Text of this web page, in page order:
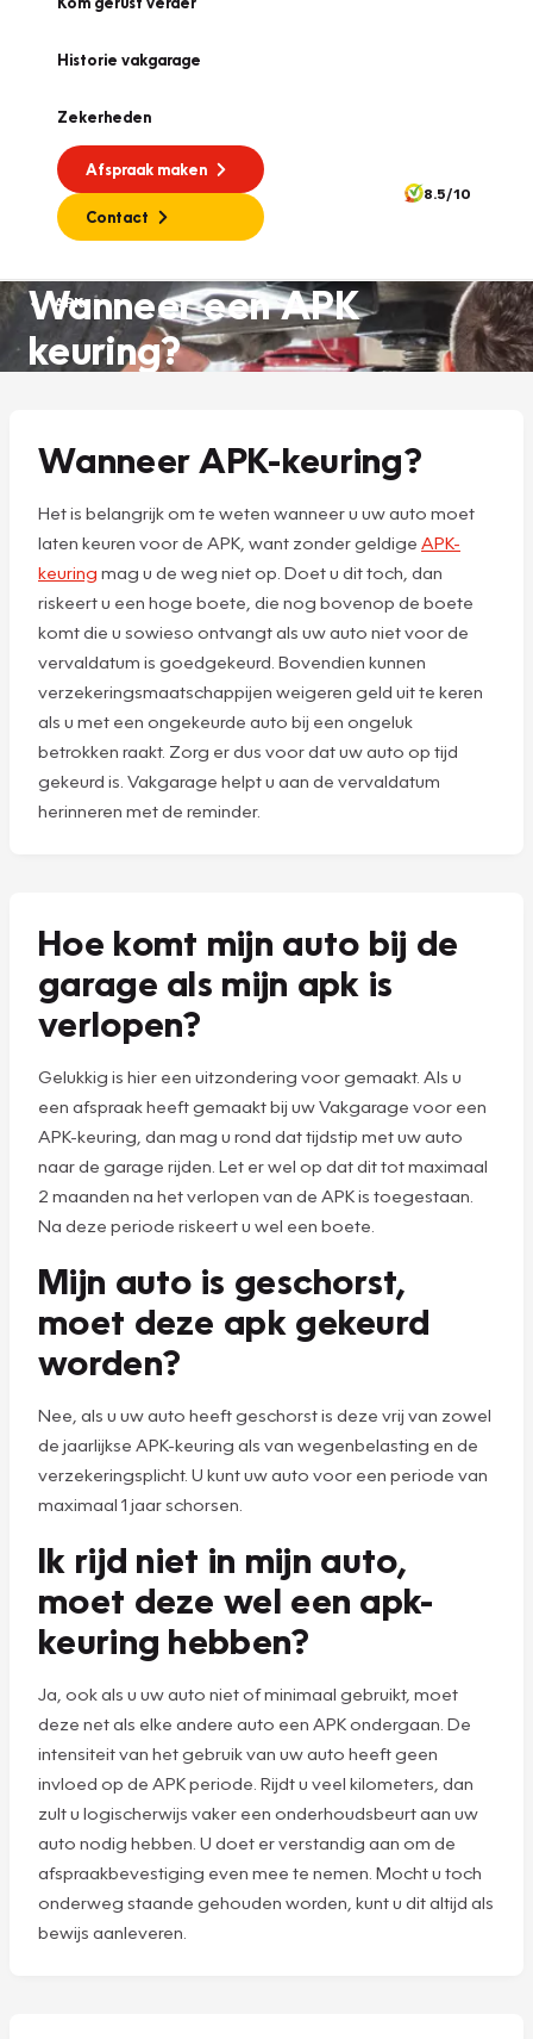
Historie vakgarage
Zekerheden
Afspraak maken
Contact
8.5/10
APK
Wanneer een APK
keuring?
Wanneer APK-keuring?
Het is belangrijk om te weten wanneer u uw auto moet
laten keuren voor de APK, want zonder geldige APK-
keuring mag u de weg niet op. Doet u dit toch, dan
riskeert u een hoge boete, die nog bovenop de boete
komt die u sowieso ontvangt als uw auto niet voor de
vervaldatum is goedgekeurd. Bovendien kunnen
verzekeringsmaatschappijen weigeren geld uit te keren
als u met een ongekeurde auto bij een ongeluk
betrokken raakt. Zorg er dus voor dat uw auto op tijd
gekeurd is. Vakgarage helpt u aan de vervaldatum
herinneren met de reminder.
Hoe komt mijn auto bij de
garage als mijn apk is
verlopen?
Gelukkig is hier een uitzondering voor gemaakt. Als u
een afspraak heeft gemaakt bij uw Vakgarage voor een
APK-keuring, dan mag u rond dat tijdstip met uw auto
naar de garage rijden. Let er wel op dat dit tot maximaal
2 maanden na het verlopen van de APK is toegestaan.
Na deze periode riskeert u wel een boete.
Mijn auto is geschorst,
moet deze apk gekeurd
worden?
Nee, als u uw auto heeft geschorst is deze vrij van zowel
de jaarlijkse APK-keuring als van wegenbelasting en de
verzekeringsplicht. U kunt uw auto voor een periode van
maximaal 1 jaar schorsen.
Ik rijd niet in mijn auto,
moet deze wel een apk-
keuring hebben?
Ja, ook als u uw auto niet of minimaal gebruikt, moet
deze net als elke andere auto een APK ondergaan. De
intensiteit van het gebruik van uw auto heeft geen
invloed op de APK periode. Rijdt u veel kilometers, dan
zult u logischerwijs vaker een onderhoudsbeurt aan uw
auto nodig hebben. U doet er verstandig aan om de
afspraakbevestiging even mee te nemen. Mocht u toch
onderweg staande gehouden worden, kunt u dit altijd als
bewijs aanleveren.